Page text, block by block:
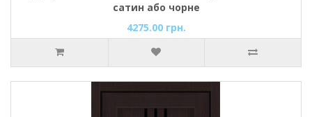
сатин або чорне
4275.00 грн.